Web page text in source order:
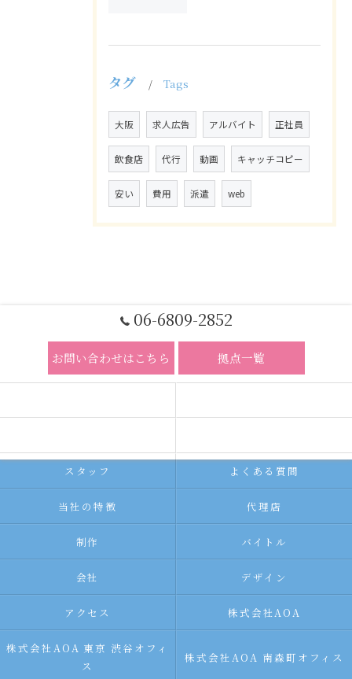
タグ Tags
大阪 求人広告 アルバイト 正社員
飲食店 代行 動画 キャッチコピー
安い 費用 派遣 web
06-6809-2852
お問い合わせはこちら 拠点一覧
スタッフ よくある質問
当社の特徴 代理店
制作 バイトル
会社 デザイン
アクセス 株式会社AOA
株式会社AOA 東京 渋谷オフィ
ス
株式会社AOA 南森町オフィス